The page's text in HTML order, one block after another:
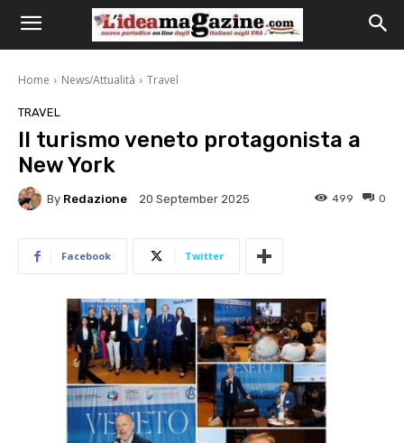
Home News/Attualità Travel
TRAVEL
Il turismo veneto protagonista a
New York
By Redazione 20 September 2025 0
499
Facebook Twitter